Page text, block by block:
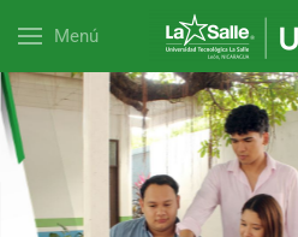
Menú